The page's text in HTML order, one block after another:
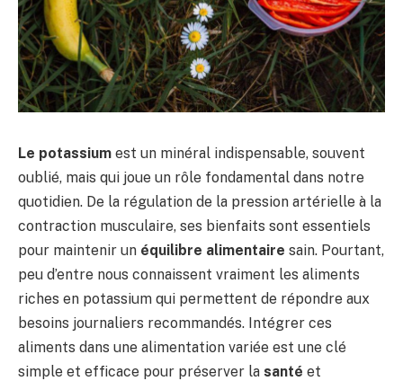
Le potassium est un minéral indispensable, souvent
oublié, mais qui joue un rôle fondamental dans notre
quotidien. De la régulation de la pression artérielle à la
contraction musculaire, ses bienfaits sont essentiels
pour maintenir un équilibre alimentaire sain. Pourtant,
peu d’entre nous connaissent vraiment les aliments
riches en potassium qui permettent de répondre aux
besoins journaliers recommandés. Intégrer ces
aliments dans une alimentation variée est une clé
simple et efficace pour préserver la santé et